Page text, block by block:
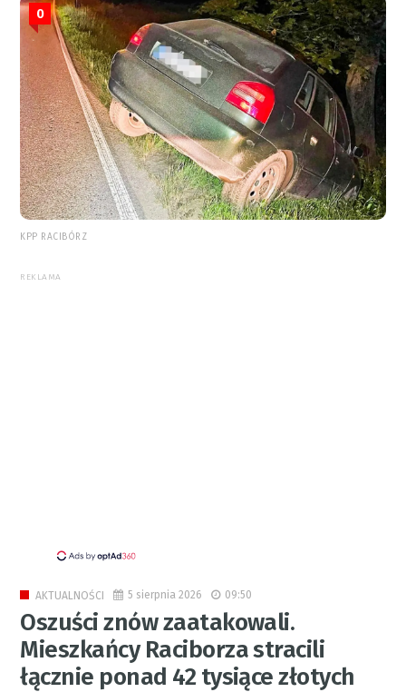
0
KPP RACIBÓRZ
REKLAMA
AKTUALNOŚCI 5 sierpnia 2026 09:50
Oszuści znów zaatakowali.
Mieszkańcy Raciborza stracili
łącznie ponad 42 tysiące złotych